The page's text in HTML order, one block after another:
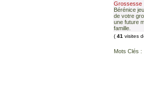
Grossesse
Bérénice
de votre
une future
famille.
( 41 visites
Mots Clés :